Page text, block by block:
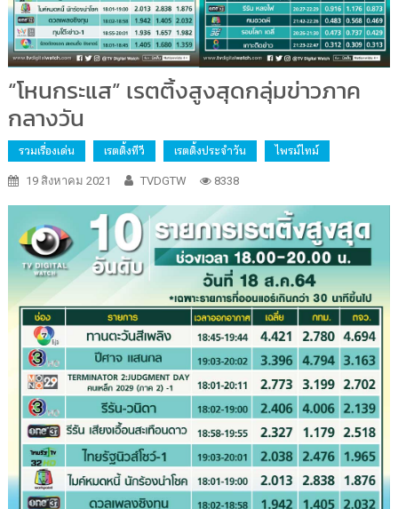
“โหนกระแส” เรตติ้งสูงสุดกลุ่มข่าวภาค
กลางวัน
รวมเรื่องเด่น เรตติ้งทีวี เรตติ้งประจำวัน ไพรม์ไทม์
19 สิงหาคม 2021 TVDGTW 8338